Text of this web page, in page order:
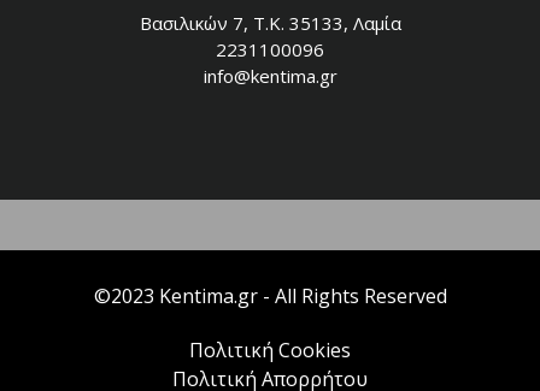
Βασιλικών 7, Τ.Κ. 35133, Λαμία
2231100096
info@kentima.gr
©2023 Kentima.gr - All Rights Reserved
Πολιτική Cookies
Πολιτική Απορρήτου